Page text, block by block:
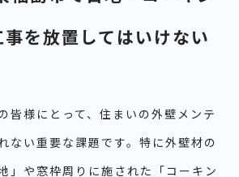
を放置してはいけない
皆様にとって、住まいの外壁メンテ
ない重要な課題です。特に外壁材の
」や窓枠周りに施された「コーキン